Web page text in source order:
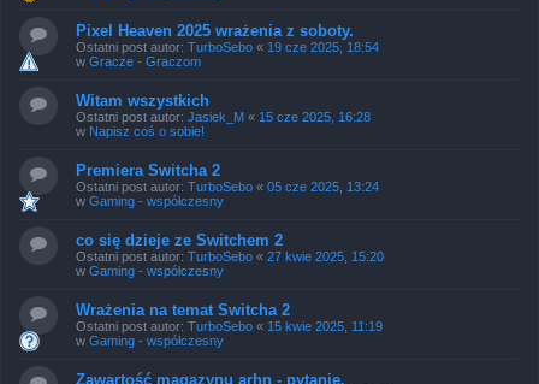
Pixel Heaven 2025 wrażenia z soboty.
Ostatni post autor: TurboSebo « 19 cze 2025, 18:54
w Gracze - Graczom
Witam wszystkich
Ostatni post autor: Jasiek_M « 15 cze 2025, 16:28
w Napisz coś o sobie!
Premiera Switcha 2
Ostatni post autor: TurboSebo « 05 cze 2025, 13:24
w Gaming - współczesny
co się dzieje ze Switchem 2
Ostatni post autor: TurboSebo « 27 kwie 2025, 15:20
w Gaming - współczesny
Wrażenia na temat Switcha 2
Ostatni post autor: TurboSebo « 15 kwie 2025, 11:19
w Gaming - współczesny
Zawartość magazynu arhn - pytanie.